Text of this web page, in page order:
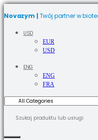
Novazym | Twój partner w
USD
EUR
USD
ENG
ENG
FRA